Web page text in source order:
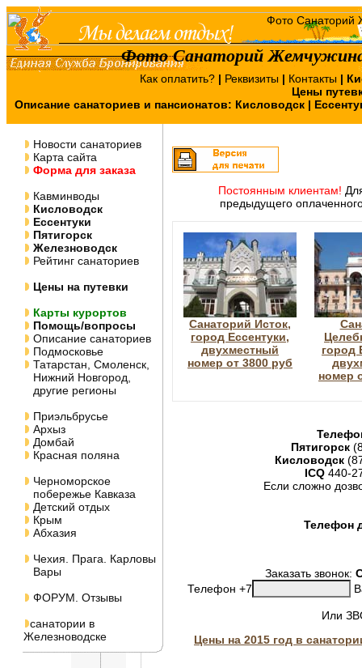
Фото Санаторий Жемчужина
Как оплатить? | Реквизиты | Контакты |
Цены
Описание санаториев и пансионатов: Кисловодск |
Новости санаториев
Карта сайта
Форма для заказа
Кавминводы
Кисловодск
Ессентуки
Пятигорск
Железноводск
Рейтинг санаториев
Цены на путевки
Карты курортов
Помощь/вопросы
Описание санаториев
Подмосковье
Татарстан, Смоленск,
Нижний Новгород,
другие регионы
Приэльбрусье
Архыз
Домбай
Красная поляна
Черноморское
побережье Кавказа
Детский отдых
Крым
Абхазия
Чехия. Прага. Карловы
Вары
ФОРУМ. Отзывы
санатории в
Железноводске
Постоянным клиентам!
предыдущего
Санаторий Исток,
город Ессентуки,
двухместный
номер от 3800 руб
город
номер
Пятигорск
Кисловодск
ICQ440-
Если сложно
Телефон
Заказать звонок:
Телефон +7
Или
Цены на 2015 год в